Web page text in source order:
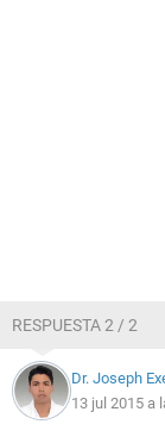
RESPUESTA 2 / 2
Dr. Joseph
13 jul 2015 a